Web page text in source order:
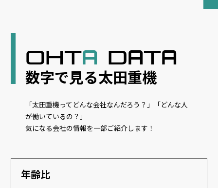
OHTA DATA
数字で見る太田重機
「太田重機ってどんな会社なんだろう？」「どんな人
が働いているの？」
気になる会社の情報を一部ご紹介します！
年齢比